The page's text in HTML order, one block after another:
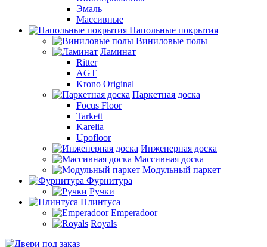
Эмаль
Массивные
Напольные покрытия
Виниловые полы
Ламинат
Ritter
AGT
Krono Original
Паркетная доска
Focus Floor
Tarkett
Karelia
Upofloor
Инженерная доска
Массивная доска
Модульный паркет
Фурнитура
Ручки
Плинтуса
Emperadoor
Royals